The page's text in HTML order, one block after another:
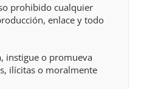
prohibido cualquier
enlace y todo
instigue o promueva
ilícitas o moralmente